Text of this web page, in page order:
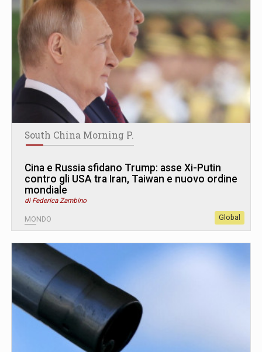
South China Morning P.
Cina e Russia sfidano Trump: asse Xi-Putin
contro gli USA tra Iran, Taiwan e nuovo ordine
mondiale
di Federica Zambino
MONDO Global